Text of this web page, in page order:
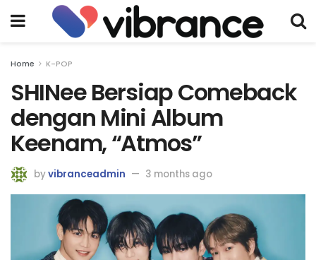
Home K-POP
SHINee Bersiap Comeback
dengan Mini Album
Keenam, “Atmos”
byvibranceadmin 3 months ago